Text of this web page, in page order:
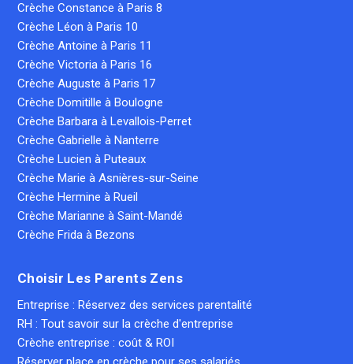
Crèche Constance à Paris 8
Crèche Léon à Paris 10
Crèche Antoine à Paris 11
Crèche Victoria à Paris 16
Crèche Auguste à Paris 17
Crèche Domitille à Boulogne
Crèche Barbara à Levallois-Perret
Crèche Gabrielle à Nanterre
Crèche Lucien à Puteaux
Crèche Marie à Asnières-sur-Seine
Crèche Hermine à Rueil
Crèche Marianne à Saint-Mandé
Crèche Frida à Bezons
Choisir Les Parents Zens
Entreprise : Réservez des services parentalité
RH : Tout savoir sur la crèche d'entreprise
Crèche entreprise : coût & ROI